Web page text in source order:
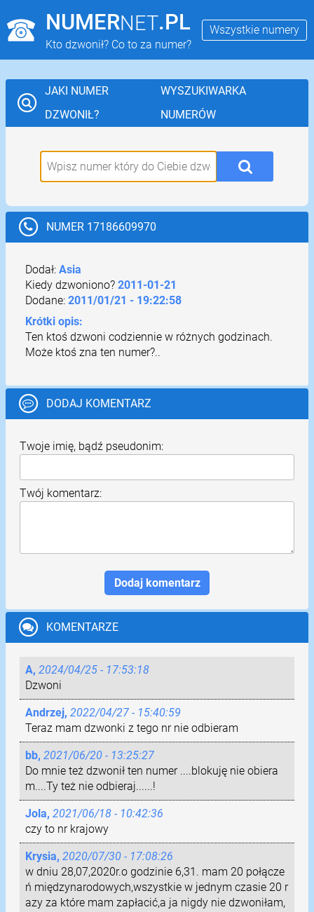
NUMERNET.PL
Kto dzwonił? Co to za numer?
Wszystkie numery
JAKI NUMER
DZWONIŁ?
WYSZUKIWARKA
NUMERÓW
NUMER 17186609970
Dodał: Asia
Kiedy dzwoniono? 2011-01-21
Dodane: 2011/01/21 - 19:22:58
Krótki opis:
Ten ktoś dzwoni codziennie w różnych godzinach.
Może ktoś zna ten numer?..
DODAJ KOMENTARZ
Twoje imię, bądź pseudonim:
Twój komentarz:
KOMENTARZE
A, 2024/04/25 - 17:53:18
Dzwoni
Andrzej, 2022/04/27 - 15:40:59
Teraz mam dzwonki z tego nr nie odbieram
bb, 2021/06/20 - 13:25:27
Do mnie też dzwonił ten numer ....blokuję nie obiera
m....Ty też nie odbieraj......!
Jola, 2021/06/18 - 10:42:36
czy to nr krajowy
Krysia, 2020/07/30 - 17:08:26
w dniu 28,07,2020r.o godzinie 6,31. mam 20 połącze
ń międzynarodowych,wszystkie w jednym czasie 20 r
azy za które mam zapłacić,a ja nigdy nie dzwoniłam,